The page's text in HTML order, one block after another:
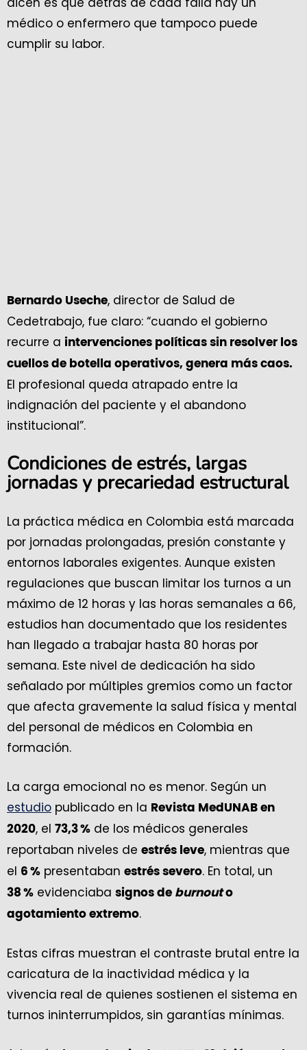
médico o enfermero que tampoco puede
cumplir su labor.
Bernardo Useche, director de Salud de
Cedetrabajo, fue claro: “cuando el gobierno
recurre a intervenciones políticas sin resolver los
cuellos de botella operativos, genera más caos.
El profesional queda atrapado entre la
indignación del paciente y el abandono
institucional”.
Condiciones de estrés, largas
jornadas y precariedad estructural
La práctica médica en Colombia está marcada
por jornadas prolongadas, presión constante y
entornos laborales exigentes. Aunque existen
regulaciones que buscan limitar los turnos a un
máximo de 12 horas y las horas semanales a 66,
estudios han documentado que los residentes
han llegado a trabajar hasta 80 horas por
semana. Este nivel de dedicación ha sido
señalado por múltiples gremios como un factor
que afecta gravemente la salud física y mental
del personal de médicos en Colombia en
formación.
La carga emocional no es menor. Según un
estudio publicado en la Revista MedUNAB en
2020, el 73,3 % de los médicos generales
reportaban niveles de estrés leve, mientras que
el 6 % presentaban estrés severo. En total, un
38 % evidenciaba signos de burnouto
agotamiento extremo.
Estas cifras muestran el contraste brutal entre la
caricatura de la inactividad médica y la
vivencia real de quienes sostienen el sistema en
turnos ininterrumpidos, sin garantías mínimas.